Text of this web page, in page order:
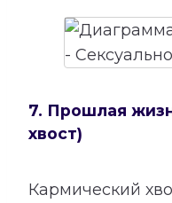
7. Прошлая
хвост)
Кармический